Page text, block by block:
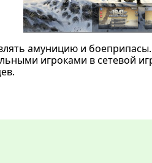
амуницию и боеприпасы.
игроками в сетевой